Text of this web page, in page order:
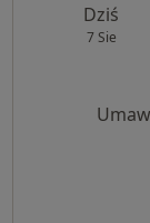
Dziś
7 Sie